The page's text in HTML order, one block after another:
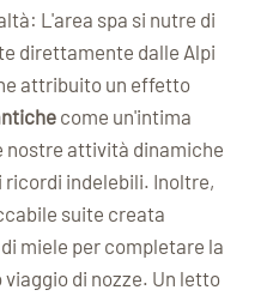
L'area spa si nutre di
direttamente dalle Alpi
attribuito un effetto
come un'intima
nostre attività dinamiche
ricordi indelebili. Inoltre,
suite creata
miele per completare la
di nozze. Un letto